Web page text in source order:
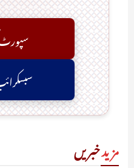
مزیدخبریں